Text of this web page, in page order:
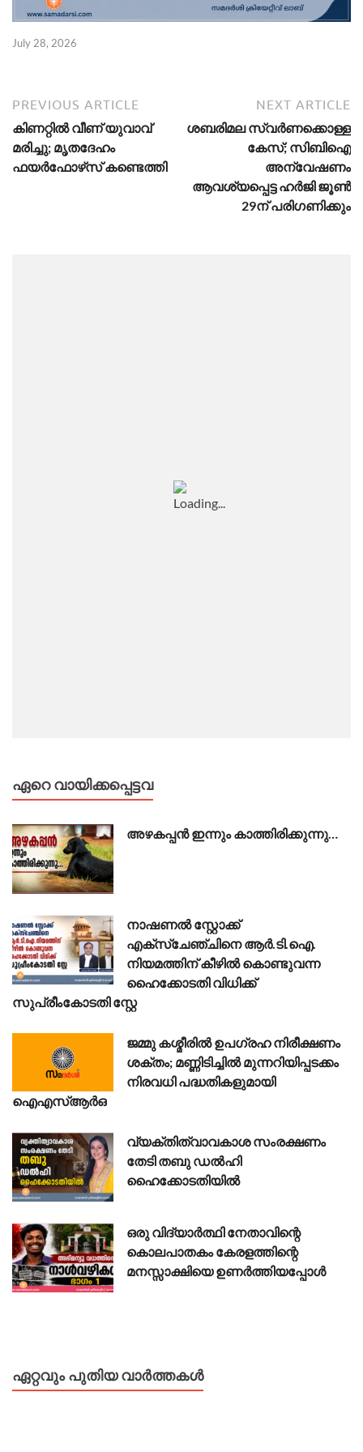
July 28, 2026
PREVIOUS ARTICLE
കിണറ്റിൽ വീണ് യുവാവ്
മരിച്ചു; മൃതദേഹം
ഫയർഫോഴ്‌സ് കണ്ടെത്തി
NEXT ARTICLE
ശബരിമല സ്വർണക്കൊള്ള
കേസ്; സിബിഐ
അന്വേഷണം
ആവശ്യപ്പെട്ട ഹർജി ജൂൺ
29ന് പരിഗണിക്കും
ഏറെ വായിക്കപ്പെട്ടവ
അഴകപ്പൻ ഇന്നും കാത്തിരിക്കുന്നു…
നാഷണൽ സ്റ്റോക്ക്
എക്സ്ചേഞ്ചിനെ ആർ.ടി.ഐ.
നിയമത്തിന് കീഴിൽ കൊണ്ടുവന്ന
ഹൈക്കോടതി വിധിക്ക്
സുപ്രീംകോടതി സ്റ്റേ
ജമ്മു കശ്മീരിൽ ഉപഗ്രഹ നിരീക്ഷണം
ശക്തം; മണ്ണിടിച്ചിൽ മുന്നറിയിപ്പടക്കം
നിരവധി പദ്ധതികളുമായി
ഐഎസ്ആർഒ
വ്യക്തിത്വാവകാശ സംരക്ഷണം
തേടി തബു ഡൽഹി
ഹൈക്കോടതിയിൽ
ഒരു വിദ്യാർത്ഥി നേതാവിന്റെ
കൊലപാതകം കേരളത്തിന്റെ
മനസ്സാക്ഷിയെ ഉണർത്തിയപ്പോൾ
ഏറ്റവും പുതിയ വാർത്തകൾ